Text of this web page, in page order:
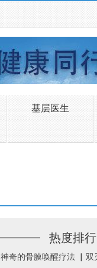
基层医生
热度排行